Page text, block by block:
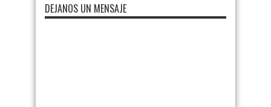
DEJANOS UN MENSAJE